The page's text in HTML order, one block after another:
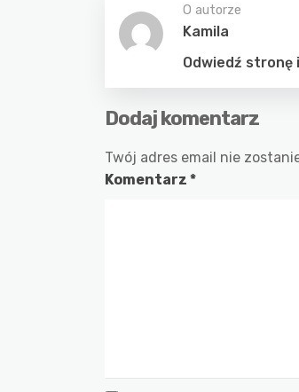
O autorze
Kamila
Odwiedź
Dodaj komentarz
Twój adres email nie
Komentarz *